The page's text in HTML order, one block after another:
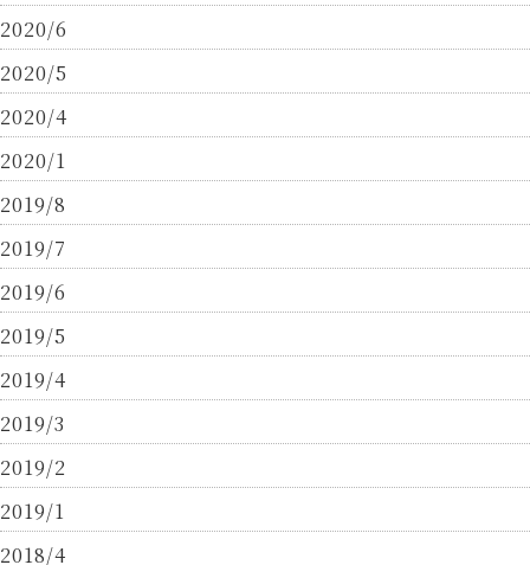
2020/6
2020/5
2020/4
2020/1
2019/8
2019/7
2019/6
2019/5
2019/4
2019/3
2019/2
2019/1
2018/4